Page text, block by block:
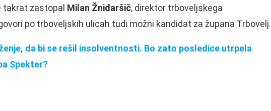
takrat zastopal Milan Žnidaršič, direktor trboveljskega
po trboveljskih ulicah tudi možni kandidat za župana Trbovelj.
da bi se rešil insolventnosti. Bo zato posledice utrpela
Spekter?